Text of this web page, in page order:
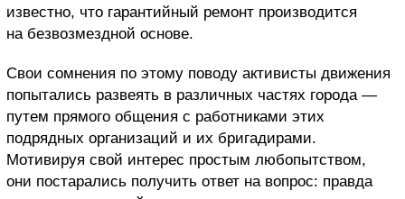
известно, что гарантийный ремонт производится
на безвозмездной основе.
Свои сомнения по этому поводу активисты движения
попытались развеять в различных частях города —
путем прямого общения с работниками этих
подрядных организаций и их бригадирами.
Мотивируя свой интерес простым любопытством,
они постарались получить ответ на вопрос: правда